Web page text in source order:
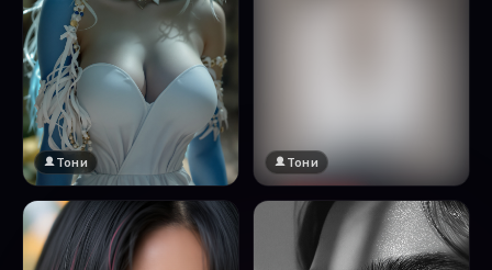
Тони
🔞 18+
Натисни за преглед
Тони